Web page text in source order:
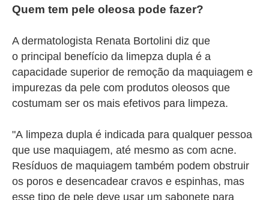
Quem tem pele oleosa pode fazer?
A dermatologista Renata Bortolini diz que
o principal benefício da limepza dupla é a
capacidade superior de remoção da maquiagem e
impurezas da pele com produtos oleosos que
costumam ser os mais efetivos para limpeza.
"A limpeza dupla é indicada para qualquer pessoa
que use maquiagem, até mesmo as com acne.
Resíduos de maquiagem também podem obstruir
os poros e desencadear cravos e espinhas, mas
esse tipo de pele deve usar um sabonete para